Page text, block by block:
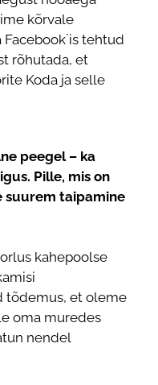
kõrvale
tehtud
rõhutada, et
Koda ja selle
peegel – ka
Pille, mis on
suurem taipamine
kahepoolse
tõdemus, et oleme
oma muredes
nendel